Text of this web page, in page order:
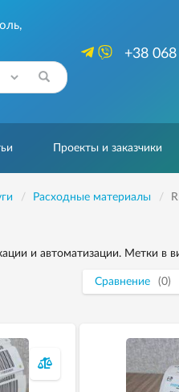
+38
Проекты и заказчики
Расходные материалы
и автоматизации. Метки в
Сравнение (0)